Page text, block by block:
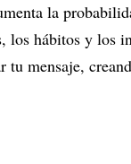
la
los hábitos y los
mensaje,